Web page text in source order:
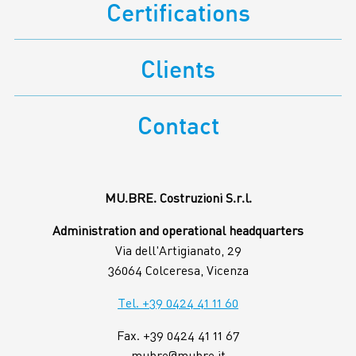
analizzare il nostro traffico. Condividiamo inoltre
pubblicità e social media, i quali potrebbero combinarle
Certifications
Clients
Contact
MU.BRE. Costruzioni S.r.l.
Administration and operational headquarters
Via dell'Artigianato, 29
36064 Colceresa, Vicenza
Tel. +39 0424 41 11 60
Fax. +39 0424 41 11 67